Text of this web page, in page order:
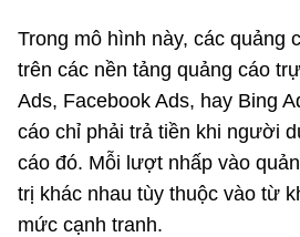
Trong mô hình này, các quảng
trên các nền tảng quảng cáo
Ads, Facebook Ads, hay Bing
cáo chỉ phải trả tiền khi người
cáo đó. Mỗi lượt nhấp vào
trị khác nhau tùy thuộc vào từ
mức cạnh tranh.